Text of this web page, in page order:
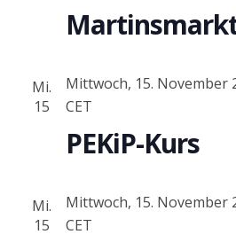
Mi.
15
Mittwoch, 15. November
CET
PEKiP-Kurs
Mi.
15
Mittwoch, 15. November
CET